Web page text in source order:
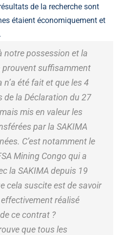
de la recherche sont
étaient économiquement et
notre possession et la
suffisamment
été fait et que les 4
de la Déclaration du 27
mis en valeur les
par la SAKIMA
C’est notamment le
Mining Congo qui a
la SAKIMA depuis 19
cela suscite est de savoir
effectivement réalisé
ce contrat ?
que tous les